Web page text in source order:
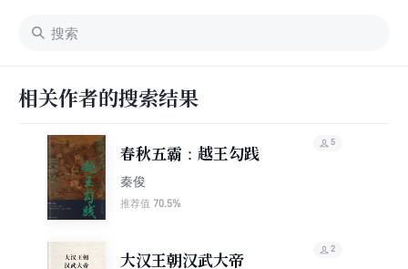
相关作者的搜索结果
春秋五霸：越王勾践
秦俊
推荐值 70.5%
5
大汉王朝汉武大帝
2